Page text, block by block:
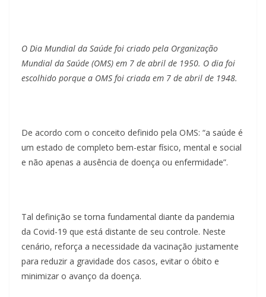
O Dia Mundial da Saúde foi criado pela Organização
Mundial da Saúde (OMS) em 7 de abril de 1950. O dia foi
escolhido porque a OMS foi criada em 7 de abril de 1948.
De acordo com o conceito definido pela OMS: “a saúde é
um estado de completo bem-estar físico, mental e social
e não apenas a ausência de doença ou enfermidade”.
Tal definição se torna fundamental diante da pandemia
da Covid-19 que está distante de seu controle. Neste
cenário, reforça a necessidade da vacinação justamente
para reduzir a gravidade dos casos, evitar o óbito e
minimizar o avanço da doença.